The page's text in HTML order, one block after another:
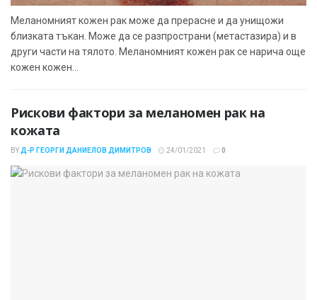
Меланомният кожен рак може да прерасне и да унищожи
близката тъкан. Може да се разпространи (метастазира) и в
други части на тялото. Меланомният кожен рак се нарича още
кожен кожен...
Рискови фактори за меланомен рак на
кожата
BY Д-Р ГЕОРГИ ДАНИЕЛОВ ДИМИТРОВ 24/01/2021 0